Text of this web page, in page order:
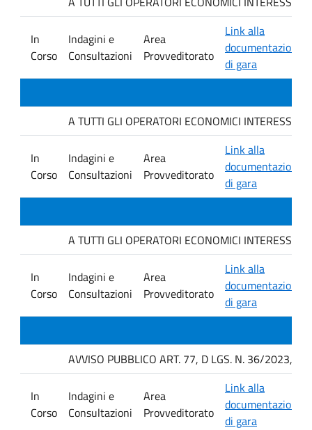
In
Corso
Indagini e
Consultazioni
Area
Provveditorato
Link alla
documentazione
di gara
A TUTTI GLI OPERATORI ECONOMICI
In
Corso
Indagini e
Consultazioni
Area
Provveditorato
Link alla
documentazione
di gara
A TUTTI GLI OPERATORI ECONOMICI
In
Corso
Indagini e
Consultazioni
Area
Provveditorato
Link alla
documentazione
di gara
AVVISO PUBBLICO ART. 77, D LGS. N. 36/2023,
In
Corso
Indagini e
Consultazioni
Area
Provveditorato
Link alla
documentazione
di gara